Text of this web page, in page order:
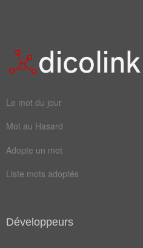
nivicole
niverolle
nivologie
Le mot du jour
Mot au Hasard
Adopte un mot
Liste mots adoptés
Développeurs